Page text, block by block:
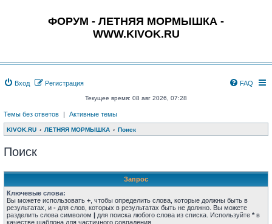
ФОРУМ - ЛЕТНЯЯ МОРМЫШКА -
WWW.KIVOK.RU
Вход Регистрация FAQ
Текущее время: 08 авг 2026, 07:28
Темы без ответов | Активные темы
KIVOK.RU ЛЕТНЯЯ МОРМЫШКА Поиск
Поиск
Запрос
Ключевые слова:
Вы можете использовать + , чтобы определить слова, которые должны быть в
результатах, и - для слов, которых в результатах быть не должно. Вы можете
разделить слова символом | для поиска любого слова из списка. Используйте * в
качестве шаблона для частичного совпадения.